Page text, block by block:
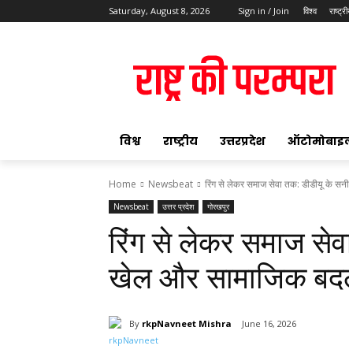
Saturday, August 8, 2026 Sign in / Join विश्व
विश्व राष्ट्रीय उत्तरप्रदेश
Home Newsbeat रिंग से लेकर समाज सेवा तक: डीडीयू के
Newsbeat उत्तर प्रदेश गोरखपुर
रिंग से लेकर समाज
खेल और सामाजिक
By rkpNavneet Mishra June 16, 2026